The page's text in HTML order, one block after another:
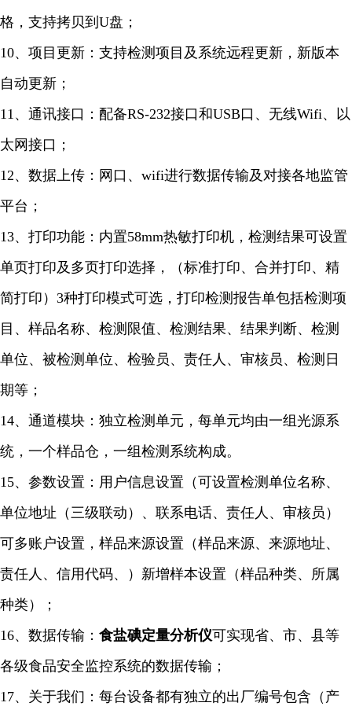
格，支持拷贝到U盘；
10、项目更新：支持检测项目及系统远程更新，新版本
自动更新；
11、通讯接口：配备RS-232接口和USB口、无线Wifi、以
太网接口；
12、数据上传：网口、wifi进行数据传输及对接各地监管
平台；
13、打印功能：内置58mm热敏打印机，检测结果可设置
单页打印及多页打印选择，（标准打印、合并打印、精
简打印）3种打印模式可选，打印检测报告单包括检测项
目、样品名称、检测限值、检测结果、结果判断、检测
单位、被检测单位、检验员、责任人、审核员、检测日
期等；
14、通道模块：独立检测单元，每单元均由一组光源系
统，一个样品仓，一组检测系统构成。
15、参数设置：用户信息设置（可设置检测单位名称、
单位地址（三级联动）、联系电话、责任人、审核员）
可多账户设置，样品来源设置（样品来源、来源地址、
责任人、信用代码、）新增样本设置（样品种类、所属
种类）；
16、数据传输： 食盐碘定量分析仪可实现省、市、县等
各级食品安全监控系统的数据传输；
17、关于我们：每台设备都有独立的出厂编号包含（产